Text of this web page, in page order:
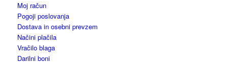
Moj račun
Pogoji poslovanja
Dostava in osebni prevzem
Načini plačila
Vračilo blaga
Darilni boni